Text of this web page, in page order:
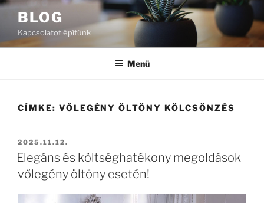
Tartalomhoz
BLOG
Kapcsolatot építünk
Menü
CÍMKE: VŐLEGÉNY ÖLTÖNY KÖLCSÖNZÉS
BEKÜLDVE:
2025.11.12.
Elegáns és költséghatékony megoldások
vőlegény öltöny esetén!